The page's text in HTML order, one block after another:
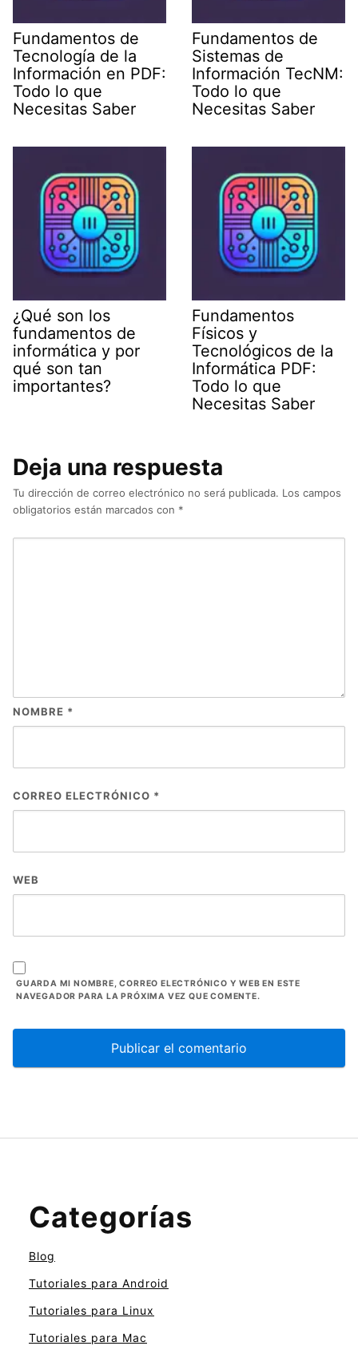
Fundamentos de
Tecnología de la
Información en PDF:
Todo lo que
Necesitas Saber
Fundamentos de
Sistemas de
Información TecNM:
Todo lo que
Necesitas Saber
¿Qué son los
fundamentos de
informática y por
qué son tan
importantes?
Fundamentos
Físicos y
Tecnológicos de la
Informática PDF:
Todo lo que
Necesitas Saber
Deja una respuesta
Tu dirección de correo electrónico no será publicada. Los campos
obligatorios están marcados con *
NOMBRE *
CORREO ELECTRÓNICO *
WEB
GUARDA MI NOMBRE, CORREO ELECTRÓNICO Y WEB EN ESTE
NAVEGADOR PARA LA PRÓXIMA VEZ QUE COMENTE.
Categorías
Blog
Tutoriales para Android
Tutoriales para Linux
Tutoriales para Mac